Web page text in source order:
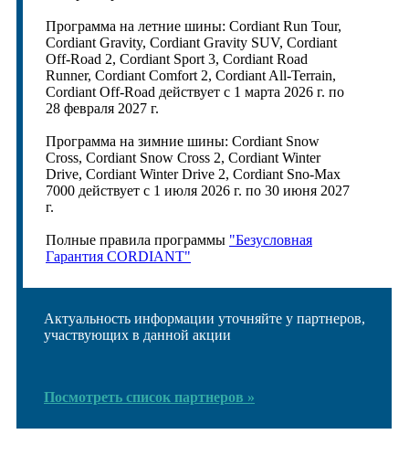
Программа на летние шины: Cordiant Run Tour,
Cordiant Gravity, Cordiant Gravity SUV, Cordiant
Off-Road 2, Cordiant Sport 3, Cordiant Road
Runner, Cordiant Comfort 2, Cordiant All-Terrain,
Cordiant Off-Road действует с 1 марта 2026 г. по
28 февраля 2027 г.
Программа на зимние шины: Cordiant Snow
Cross, Cordiant Snow Cross 2, Cordiant Winter
Drive, Cordiant Winter Drive 2, Cordiant Sno-Max
7000 действует с 1 июля 2026 г. по 30 июня 2027
г.
Полные правила программы "Безусловная
Гарантия CORDIANT"
Актуальность информации уточняйте у партнеров,
участвующих в данной акции
Посмотреть список партнеров »